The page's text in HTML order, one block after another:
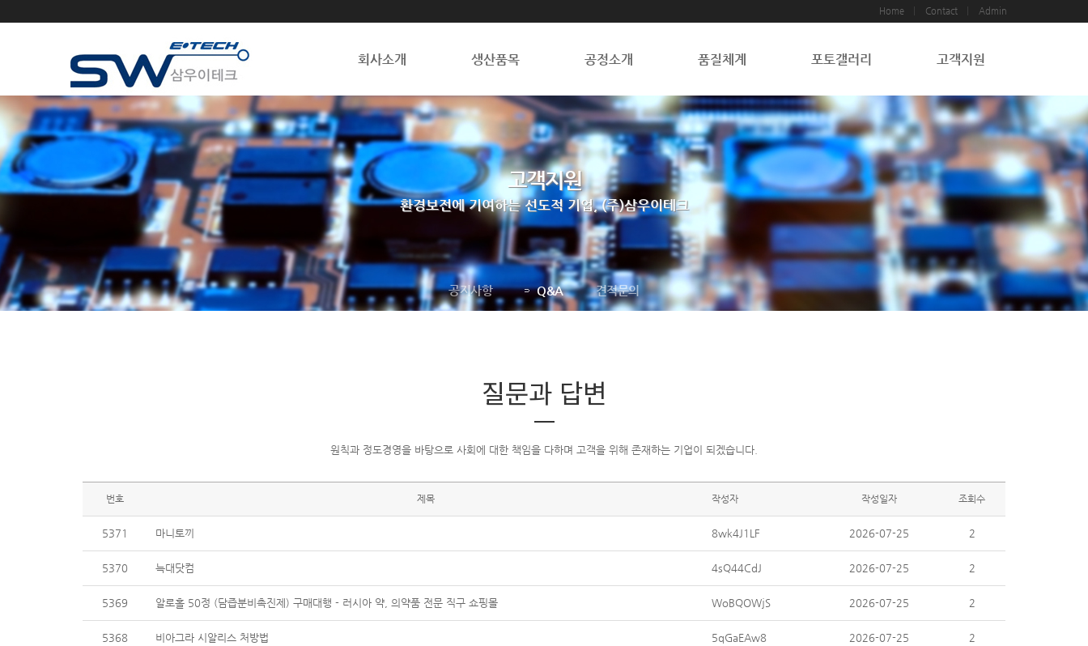
Home Contact Admin
회사소개 생산품목 공정소개 품질체계 포토갤러리 고객지원
고객지원
환경보전에 기여하는 선도적 기업, (주)삼우이테크
공지사항 Q&A 견적문의
질문과 답변
원칙과 정도경영을 바탕으로 사회에 대한 책임을 다하며 고객을 위해 존재하는 기업이 되겠습니다.
번호 제목 작성자 작성일자 조회수
5371 마니토끼 8wk4J1LF 2026-07-25 2
5370 늑대닷컴 4sQ44CdJ 2026-07-25 2
5369 알로홀 50정 (담즙분비촉진제) 구매대행 - 러시아 약, 의약품 전문 직구 쇼핑몰 WoBQOWjS 2026-07-25 2
5368 비아그라 시알리스 처방법 5qGaEAw8 2026-07-25 2